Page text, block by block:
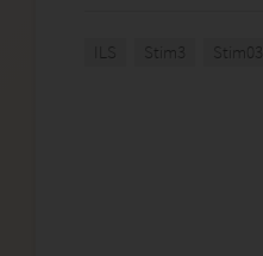
ILS Stim3 Stim03